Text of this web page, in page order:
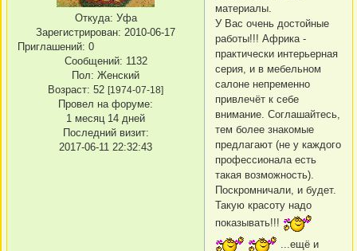
Откуда: Уфа
Зарегистрирован: 2010-06-17
Приглашений: 0
Сообщений: 1132
Пол: Женский
Возраст: 52 [1974-07-18]
Провел на форуме:
1 месяц 14 дней
Последний визит:
2017-06-11 22:32:43
материалы.
У Вас очень достойные
работы!!! Африка -
практически интерьерная
серия, и в мебельном
салоне непременно
привлечёт к себе
внимание. Соглашайтесь,
тем более знакомые
предлагают (не у каждого
профессионала есть
такая возможность).
Поскромничали, и будет.
Такую красоту надо
показывать!!!
...ещё и